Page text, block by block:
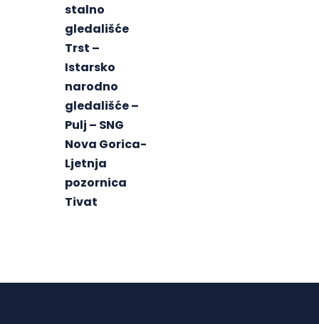
stalno
gledališće
Trst –
Istarsko
narodno
gledališće –
Pulj – SNG
Nova Gorica-
Ljetnja
pozornica
Tivat